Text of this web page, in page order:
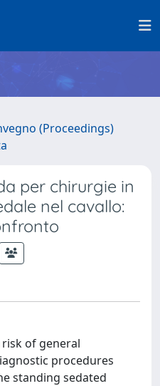
(Proceedings)
per chirurgie in
nel cavallo:
of general
procedures
standing sedated